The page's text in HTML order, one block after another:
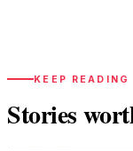
KEEP READING
Stories